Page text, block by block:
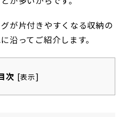
が片付きやすくなる収納の
沿ってご紹介します。
次 [表示]